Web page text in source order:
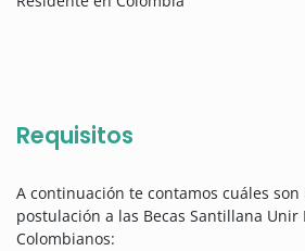
Requisitos
A continuación te contamos cuáles
postulación a las Becas Santillana Unir
Colombianos: